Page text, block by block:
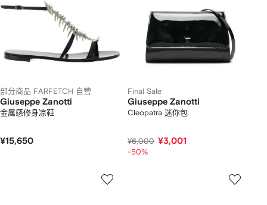
部分商品 FARFETCH 自营
Giuseppe Zanotti
金属感修身凉鞋
¥15,650
Final Sale
Giuseppe Zanotti
Cleopatra 迷你包
¥6,000 ¥3,001
-50%